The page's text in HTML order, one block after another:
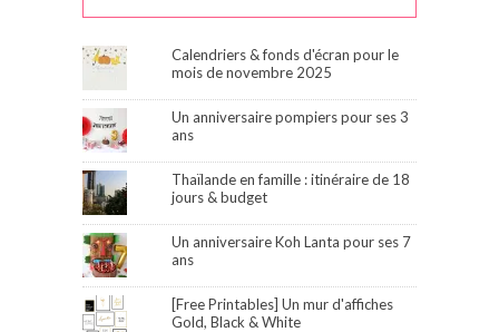
Calendriers & fonds d'écran pour le
mois de novembre 2025
Un anniversaire pompiers pour ses 3
ans
Thaïlande en famille : itinéraire de 18
jours & budget
Un anniversaire Koh Lanta pour ses 7
ans
[Free Printables] Un mur d'affiches
Gold, Black & White